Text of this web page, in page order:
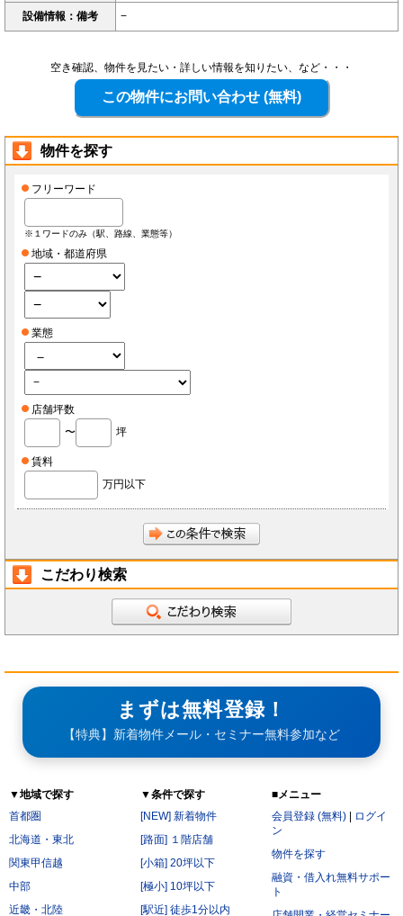
設備情報：備考 −
空き確認、物件を見たい・詳しい情報を知りたい、など・・・
物件を探す
フリーワード
※１ワードのみ（駅、路線、業態等）
地域・都道府県
業態
店舗坪数
〜
坪
賃料
万円以下
こだわり検索
まずは無料登録！
【特典】新着物件メール・セミナー無料参加など
▼地域で探す
首都圏
北海道・東北
関東甲信越
中部
近畿・北陸
▼条件で探す
[NEW] 新着物件
[路面] １階店舗
[小箱] 20坪以下
[極小] 10坪以下
[駅近] 徒歩1分以内
■メニュー
会員登録 (無料)
ログイ
ン
物件を探す
融資・借入れ無料サポー
ト